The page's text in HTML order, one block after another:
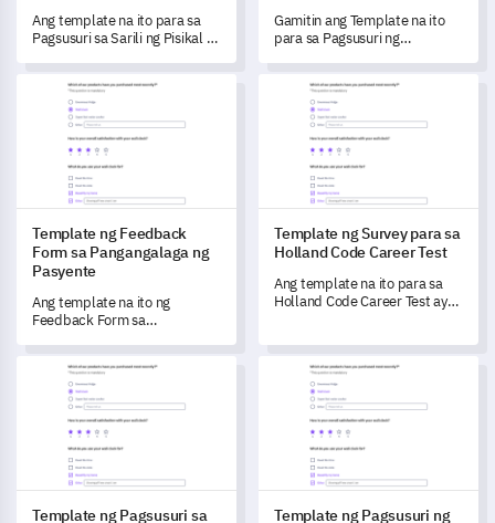
Ang template na ito para sa
Pagsusuri sa Sarili ng Pisikal na
iyo na makuha ang mga
pananaw tungkol sa iyong
kasalukuyang programa sa
kalusugan, mga personal na
layunin, at mga posibleng
hadlang.
Gamitin ang Template na ito
para sa Pagsusuri ng
upang makuha ang
komprehensibong pananaw sa
mga kakayahan ng mga
potensyal na empleyado, na
makakatulong sa iyo na
matukoy ang perpektong
akma sa trabaho.
Template ng Feedback Form sa Pangangalaga ng Pasyente
Template ng Feedback
Form sa Pangangalaga ng
Pasyente
Ang template na ito ng
Feedback Form sa
nagbibigay-daan sa iyo upang
makuha ang mahahalagang
impormasyon tungkol sa bisa
ng iyong serbisyo sa
kalusugan.
Template ng Survey para sa
Template ng Survey para sa
Holland Code Career Test
Ang template na ito para sa
Holland Code Career Test ay
iyong mga kagustuhan at lakas
sa karera.
Template ng Pagsusuri sa Bisa ng Kurikulum
Template ng Pagsusuri sa
Template ng Pagsusuri ng
Template ng Pagsusuri ng